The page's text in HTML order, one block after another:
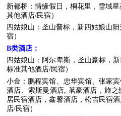
新都桥：情缘假日，桐花里，雪域
其他酒店/民宿）
四姑娘山：圣山普标，新四姑娘山
宿）
B类酒店 ：
四姑娘山：阿尔卑斯，圣山豪标，
标准其他酒店/民宿）
小金：鹏程宾馆、忠华宾馆、张家
酒店、索斯曼酒店, 茗豪酒店，旅
居民宿酒店，鑫馨酒店，松吉民宿
店/民宿）